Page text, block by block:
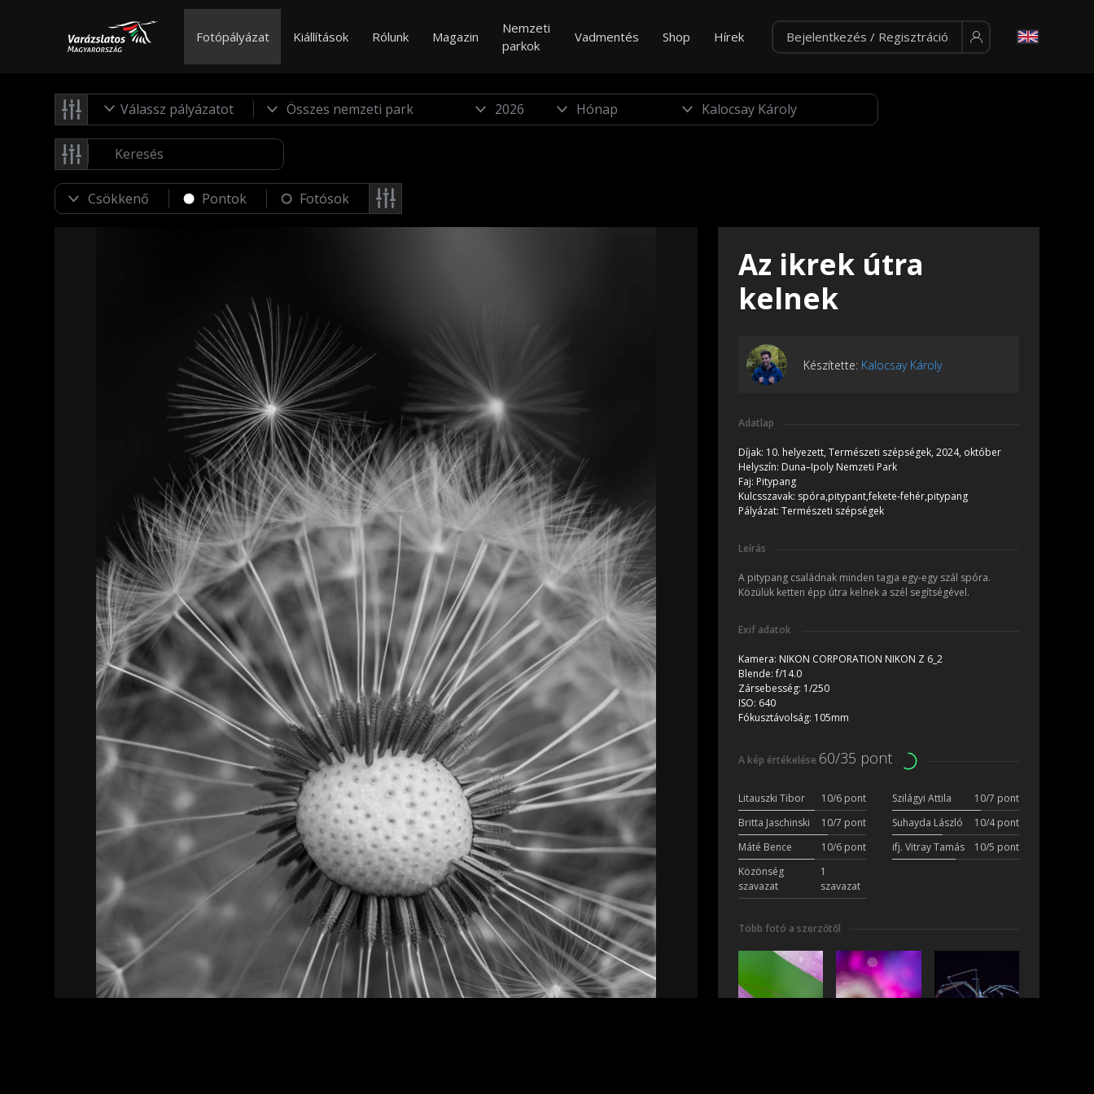
Fotópályázat Kiállítások Rólunk Magazin
Nemzeti
parkok
Vadmentés Shop Hírek Bejelentkezés / Regisztráció
Válassz pályázatot
Pontok Fotósok
Az ikrek útra
kelnek
Készítette: Kalocsay Károly
Adatlap
Díjak: 10. helyezett, Természeti szépségek, 2024, október
Helyszín: Duna–Ipoly Nemzeti Park
Faj: Pitypang
Kulcsszavak: spóra,pitypant,fekete-fehér,pitypang
Pályázat: Természeti szépségek
Leírás
A pitypang családnak minden tagja egy-egy szál spóra.
Közülük ketten épp útra kelnek a szél segítségével.
Exif adatok
Kamera: NIKON CORPORATION NIKON Z 6_2
Blende:f/14.0
Zársebesség: 1/250
ISO: 640
Fókusztávolság: 105mm
A kép értékelése 60/35 pont
Litauszki Tibor 10/6 pont Szilágyi Attila
10/7 pont
Britta Jaschinski
10/7 pont Suhayda László
10/4 pont
Máté Bence
10/6 pont ifj. Vitray Tamás
10/5 pont
Közönség
szavazat
1
szavazat
Több fotó a szerzőtől